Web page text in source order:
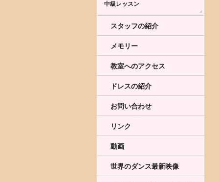
中級レッスン
スタッフの紹介
メモリー
教室へのアクセス
ドレスの紹介
お問い合わせ
リンク
動画
世界のダンス最新映像